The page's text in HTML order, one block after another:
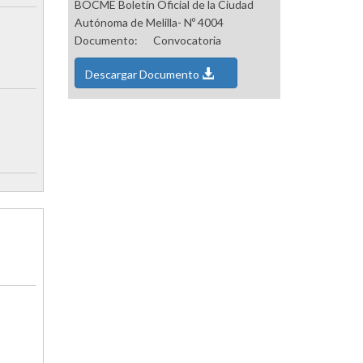
BOCME Boletín Oficial de la Ciudad
Autónoma de Melilla- Nº 4004
Documento:
Convocatoria
Descargar Documento